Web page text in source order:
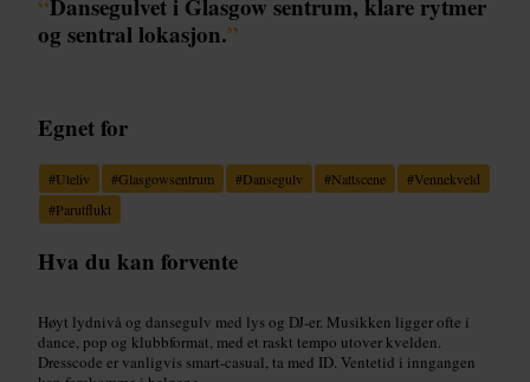
og sentral lokasjon.”
Egnet for
#Uteliv #Glasgowsentrum #Dansegulv #Nattscene #Vennekveld
#Parutflukt
Hva du kan forvente
Høyt lydnivå og dansegulv med lys og DJ-er. Musikken ligger ofte i
dance, pop og klubbformat, med et raskt tempo utover kvelden.
Dresscode er vanligvis smart-casual, ta med ID. Ventetid i inngangen